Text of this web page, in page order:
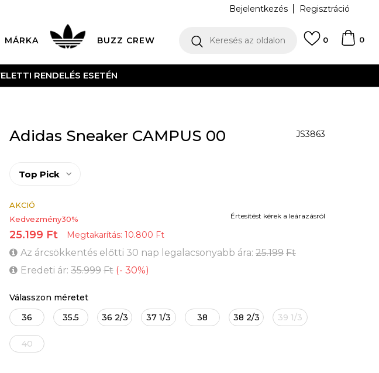
Bejelentkezés Regisztráció
MÁRKA BUZZ CREW Keresés az oldalon 0
0
RENDELÉS ESETÉN
Adidas Sneaker CAMPUS 00 JS3863
Top Pick
AKCIÓ
Kedvezmény30%
25.199 Ft Megtakarítás: 10.800 Ft
Az árcsökkentés előtti 30 nap legalacsonyabb ára: 25.199 Ft
Eredeti ár: 35.999 Ft (- 30%)
Értesítést kérek a leárazásról
Válasszon méretet
36
35.5 36 2/3 37 1/3 38 38 2/3 39 1/3
40